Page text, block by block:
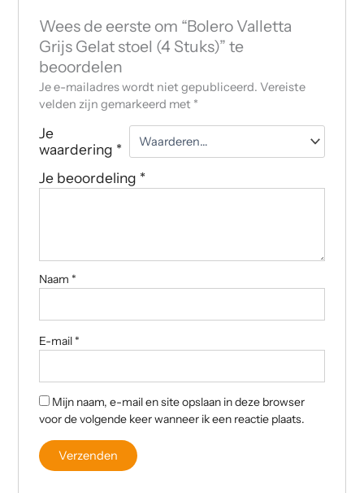
Wees de eerste om “Bolero Valletta
Grijs Gelat stoel (4 Stuks)” te
beoordelen
Je e-mailadres wordt niet gepubliceerd. Vereiste
velden zijn gemarkeerd met *
Je
waardering *
Je beoordeling *
Naam *
E-mail *
Mijn naam, e-mail en site opslaan in deze browser
voor de volgende keer wanneer ik een reactie plaats.